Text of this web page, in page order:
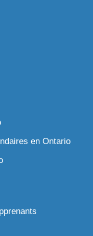
en Ontario